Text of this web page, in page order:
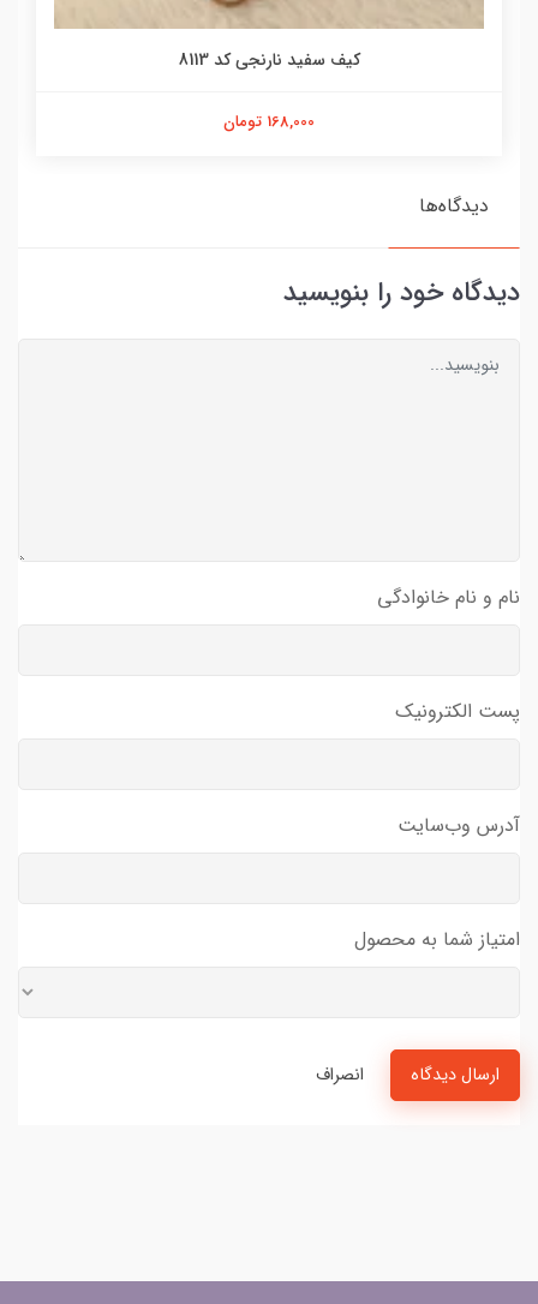
کیف سفید نارنجی کد 8113
168,000 تومان
دیدگاه‌ها
دیدگاه خود را بنویسید
نام و نام خانوادگی
پست الکترونیک
آدرس وب‌سایت
امتیاز شما به محصول
ارسال دیدگاه انصراف